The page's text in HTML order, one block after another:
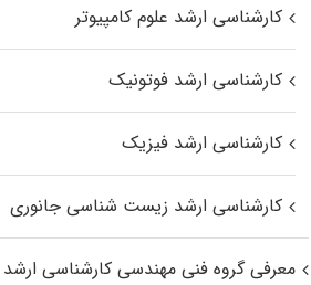
کارشناسی ارشد علوم کامپیوتر
کارشناسی ارشد فوتونیک
کارشناسی ارشد فیزیک
کارشناسی ارشد زیست‌ شناسی جانوری
معرفی گروه فنی مهندسی کارشناسی ارشد